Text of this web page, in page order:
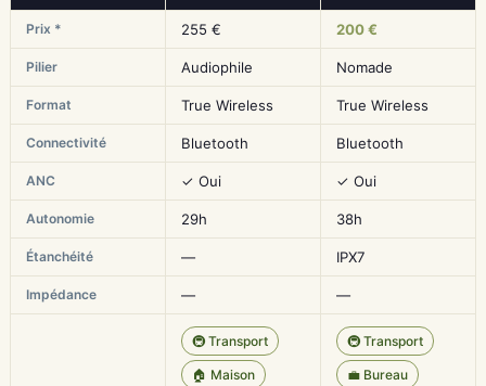
Prix * 255 € 200 €
Pilier Audiophile Nomade
Format True Wireless True Wireless
Connectivité Bluetooth Bluetooth
ANC ✓ Oui ✓ Oui
Autonomie 29h 38h
Étanchéité — IPX7
Impédance — —
🚇 Transport
🏠 Maison
🚇 Transport
💼 Bureau